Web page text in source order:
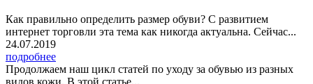
Как правильно определить размер обуви? С развитием
интернет торговли эта тема как никогда актуальна. Сейчас...
24.07.2019
подробнее
Продолжаем наш цикл статей по уходу за обувью из разных